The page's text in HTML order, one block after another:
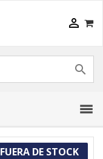


FUERA DE STOCK